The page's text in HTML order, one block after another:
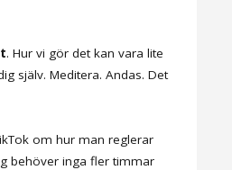
. Hur vi gör det kan vara lite
själv. Meditera. Andas. Det
om hur man reglerar
behöver inga fler timmar